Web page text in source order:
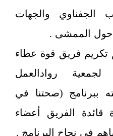
الجفناوي والجهات
حول الممشى .
تكريم فريق قوة عطاء
لجمعية روادالعمل
ببرنامج (صحتنا في
قائدة الفريق أعضاء
في نجاح البرنامج .